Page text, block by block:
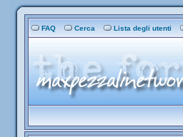
FAQ Cerca Lista degli utenti